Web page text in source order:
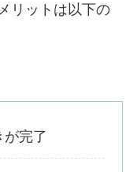
リットは以下の
が完了